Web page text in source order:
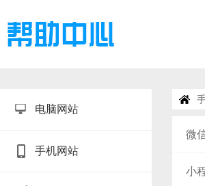
电脑网站
手机网站
微
小